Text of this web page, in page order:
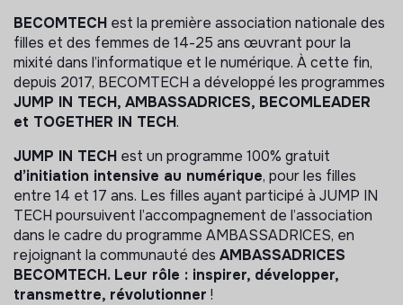
BECOMTECH est la première association nationale des
filles et des femmes de 14-25 ans œuvrant pour la
mixité dans l’informatique et le numérique. À cette fin,
depuis 2017, BECOMTECH a développé les programmes
JUMP IN TECH, AMBASSADRICES, BECOMLEADER
et TOGETHER IN TECH.
JUMP IN TECH est un programme 100% gratuit
d’initiation intensive au numérique, pour les filles
entre 14 et 17 ans. Les filles ayant participé à JUMP IN
TECH poursuivent l’accompagnement de l’association
dans le cadre du programme AMBASSADRICES, en
rejoignant la communauté des AMBASSADRICES
BECOMTECH. Leur rôle : inspirer, développer,
transmettre, révolutionner !